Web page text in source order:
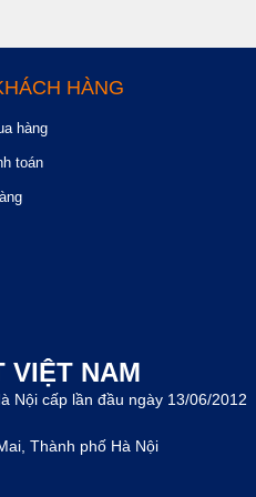
HÀNG
hàng
toán
VIỆT NAM
Nội cấp lần đầu ngày 13/06/2012
Thành phố Hà Nội